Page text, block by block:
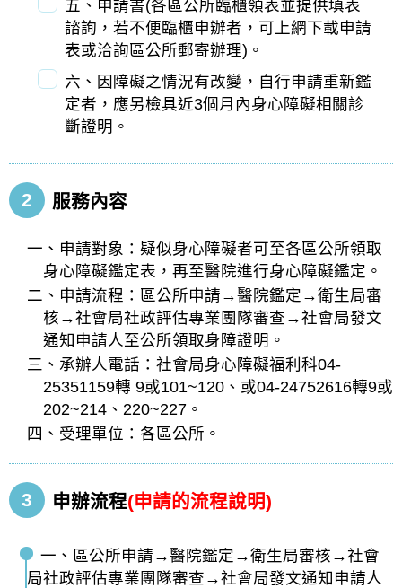
五、申請書(各區公所臨櫃領表並提供填表
諮詢，若不便臨櫃申辦者，可上網下載申請
表或洽詢區公所郵寄辦理)。
六、因障礙之情況有改變，自行申請重新鑑
定者，應另檢具近3個月內身心障礙相關診
斷證明。
2 服務內容
一、申請對象：疑似身心障礙者可至各區公所領取
身心障礙鑑定表，再至醫院進行身心障礙鑑定。
二、申請流程：區公所申請→醫院鑑定→衛生局審
核→社會局社政評估專業團隊審查→社會局發文
通知申請人至公所領取身障證明。
三、承辦人電話：社會局身心障礙福利科04-
25351159轉 9或101~120、或04-24752616轉9或
202~214、220~227。
四、受理單位：各區公所。
3 申辦流程(申請的流程說明)
一、區公所申請→醫院鑑定→衛生局審核→社會
局社政評估專業團隊審查→社會局發文通知申請人